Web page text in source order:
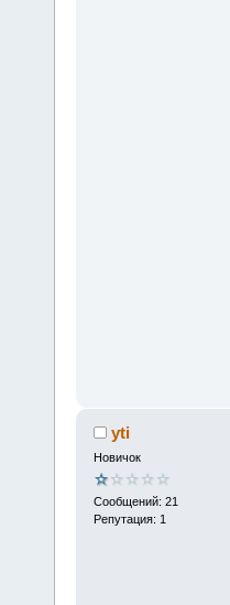
yti
Новичок
Сообщений: 21
Репутация: 1